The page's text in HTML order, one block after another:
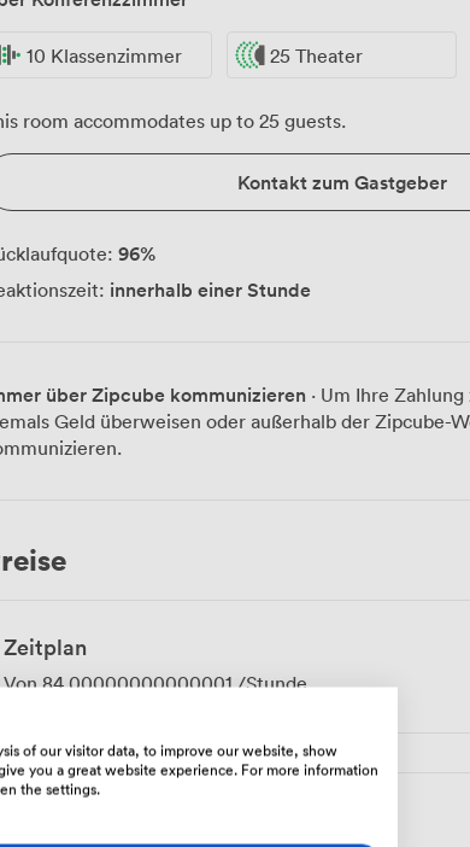
10 Klassenzimmer 25 Theater
room accommodates up to 25 guests.
Kontakt zum Gastgeber
96%
innerhalb einer Stunde
über Zipcube kommunizieren · Um Ihre
Geld überweisen oder außerhalb der Zipcube-
Zeitplan
Von84.00000000000001/Stunde
of our visitor data, to improve our website, show
you a great website experience. For more information
the settings.